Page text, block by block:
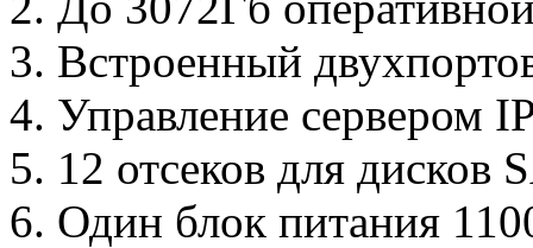
3. Встроенный
4. Управление сервером
5. 12 отсеков для дисков
6. Один блок питания